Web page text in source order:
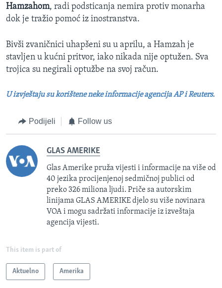
Hamzahom, radi podsticanja nemira protiv monarha
dok je tražio pomoć iz inostranstva.
Bivši zvaničnici uhapšeni su u aprilu, a Hamzah je
stavljen u kućni pritvor, iako nikada nije optužen. Sva
trojica su negirali optužbe na svoj račun.
U izvještaju su korištene neke informacije agencija AP i Reuters.
Podijeli Follow us
GLAS AMERIKE
Glas Amerike pruža vijesti i informacije na više od
40 jezika procijenjenoj sedmičnoj publici od
preko 326 miliona ljudi. Priče sa autorskim
linijama GLAS AMERIKE djelo su više novinara
VOA i mogu sadržati informacije iz izveštaja
agencija vijesti.
This item is part of
Aktuelno Amerika